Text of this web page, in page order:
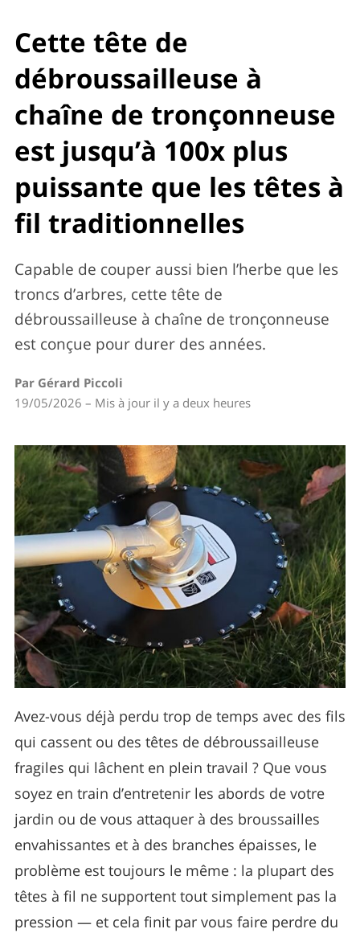
Cette tête de
débroussailleuse à
chaîne de tronçonneuse
est jusqu’à 100x plus
puissante que les têtes à
fil traditionnelles
Capable de couper aussi bien l’herbe que les
troncs d’arbres, cette tête de
débroussailleuse à chaîne de tronçonneuse
est conçue pour durer des années.
Par Gérard Piccoli
19/05/2026 – Mis à jour il y a deux heures
Avez-vous déjà perdu trop de temps avec des fils
qui cassent ou des têtes de débroussailleuse
fragiles qui lâchent en plein travail ? Que vous
soyez en train d’entretenir les abords de votre
jardin ou de vous attaquer à des broussailles
envahissantes et à des branches épaisses, le
problème est toujours le même : la plupart des
têtes à fil ne supportent tout simplement pas la
pression — et cela finit par vous faire perdre du